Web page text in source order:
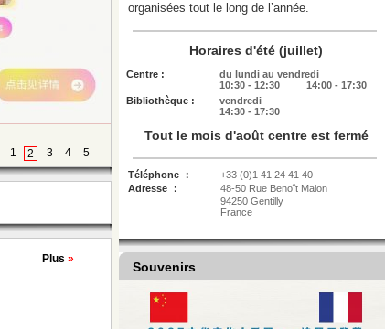
1 2 3 4 5
Plus »
organisées tout le long de l’année.
Horaires d'été (juillet)
Centre :
du lundi au vendredi
10:30 - 12:30
14:00 - 17:30
Bibliothèque :
vendredi
14:30 - 17:30
Tout le mois d'août centre est fermé
Téléphone ：
+33 (0)1 41 24 41 40
Adresse ：
48-50 Rue Benoît Malon
94250 Gentilly
France
Souvenirs